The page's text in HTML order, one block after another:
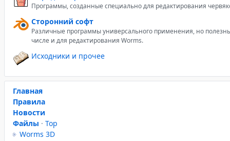
Программы, созданные специально для редактирования
Сторонний софт
Различные программы универсального применения, но
числе и для редактирования Worms.
Исходники и прочее
Главная
Правила
Новости
Файлы · Top
Worms 3D